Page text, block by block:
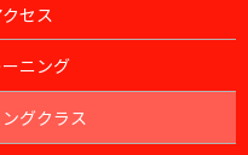
セス
ニング
グクラス